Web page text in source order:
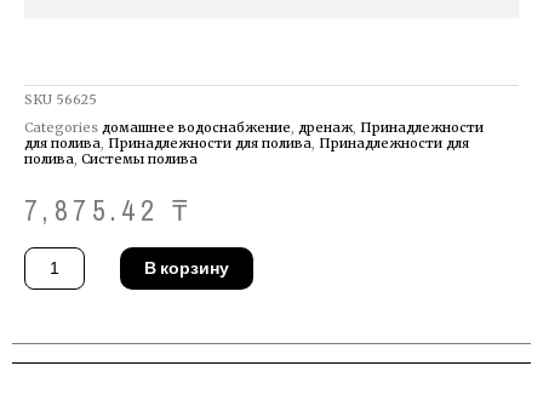
SKU 56625
Categories домашнее водоснабжение, дренаж, Принадлежности
для полива, Принадлежности для полива, Принадлежности для
полива, Системы полива
7,875.42 ₸
Количество
товара
Штанга
В корзину